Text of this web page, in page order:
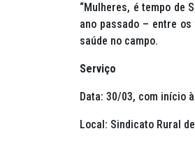
“Mulheres, é tempo de
ano passado – entre
saúde no campo.
Serviço
Data: 30/03, com início
Local: Sindicato Rural